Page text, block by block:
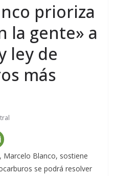
prioriza
la gente» a
ley de
más
Marcelo Blanco, sostiene
se podrá resolver